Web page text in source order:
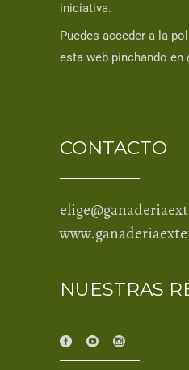
iniciativa.
Puedes acceder a la
esta web pinchando en
CONTACTO
NUESTRAS